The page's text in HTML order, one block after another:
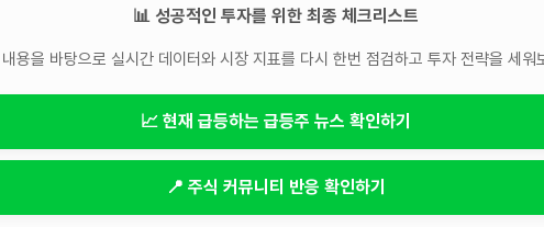
📊 성공적인 투자를 위한 최종 체크리스트
용을 바탕으로 실시간 데이터와 시장 지표를 다시 한번 점검하고 투자 전략을 세워
📈 현재 급등하는 급등주 뉴스 확인하기
📍 주식 커뮤니티 반응 확인하기